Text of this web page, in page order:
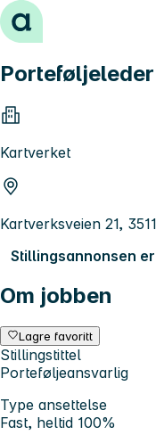
Hopp til innhold
Porteføljeleder
Kartverket
Kartverksveien 21,
Stillingsannonsen
Om jobben
Lagre favoritt
Stillingstittel
Porteføljeansvarlig
Type ansettelse
Fast, heltid 100%